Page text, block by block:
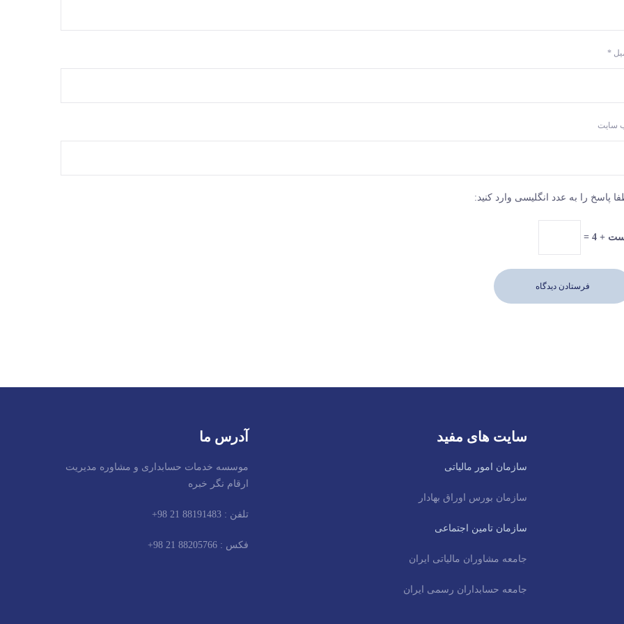
*
سایت
پاسخ را به عدد انگلیسی وارد کنید:
+ 4 =
آدرس ما
موسسه خدمات حسابداری و مشاوره مدیریت
ارقام نگر خبره
تلفن : 88191483 21 98+
فکس : 88205766 21 98+
سایت های مفید
سازمان امور مالیاتی
سازمان بورس اوراق بهادار
سازمان تامین اجتماعی
جامعه مشاوران مالیاتی ایران
جامعه حسابداران رسمی ایران